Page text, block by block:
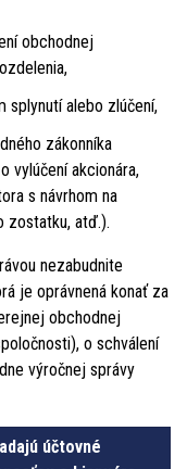
obchodnej
splynutí alebo zlúčení,
zákonníka
vylúčení akcionára,
s návrhom na
zostatku, atď.).
nezabudnite
je oprávnená konať za
obchodnej
o schválení
výročnej správy
účtovné